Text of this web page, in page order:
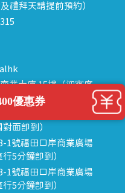
禮拜天請提前預約）
業大廈 15樓（迎賓廣
達
岸正對面，海悅華城
面即到）
1號福田口岸商業廣場
5分鐘即到）
1號福田口岸商業廣場
5分鐘即到）
優惠券